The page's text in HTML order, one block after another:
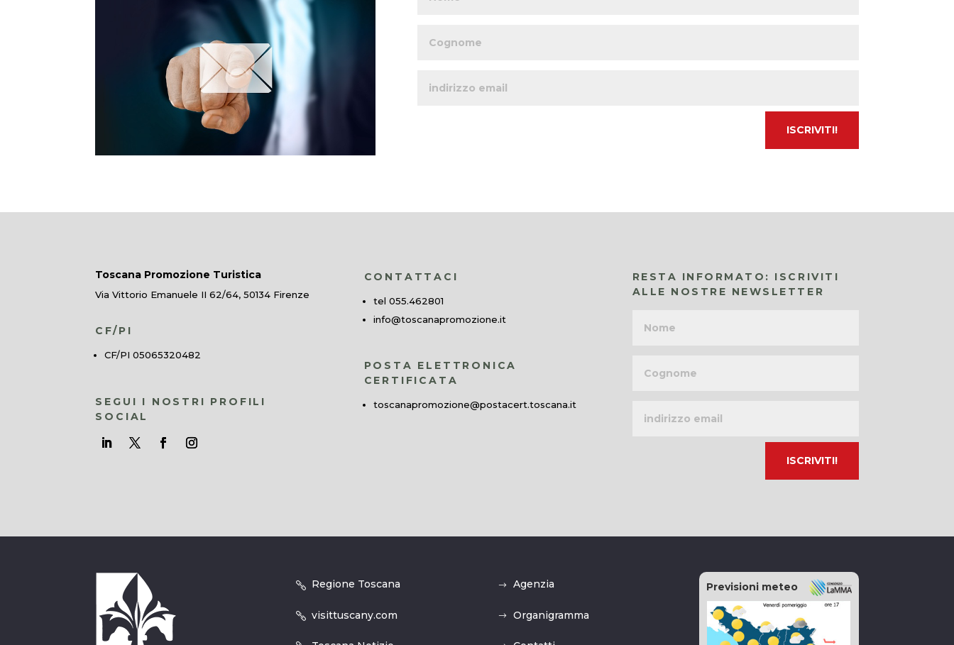
Toscana Promozione Turistica
Via Vittorio Emanuele II 62/64, 50134 Firenze
CF/PI
CF/PI 05065320482
SEGUI I NOSTRI PROFILI
SOCIAL
CONTATTACI
tel 055.462801
info@toscanapromozione.it
POSTA ELETTRONICA
CERTIFICATA
toscanapromozione@postacert.toscana.it
RESTA INFORMATO: ISCRIVITI
ALLE NOSTRE NEWSLETTER
email
Regione Toscana
visittuscany.com
Agenzia
Organigramma
Previsioni meteo